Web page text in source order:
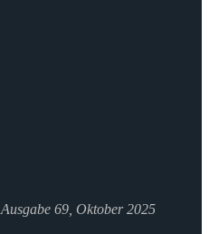
Ausgabe 69, Oktober 2025